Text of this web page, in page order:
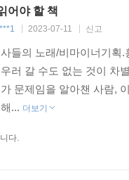
활동 영역을 전환했고,
들이 2박 3일 정도 바깥
것을 느꼈죠.”
인이 된 박경석의 곁에
종합복지관 전산과에
통의’ 삶을 살고자 했던
어야 할 책
2023-07-11 신고
들의 노래/비마이너기획
러 갈 수도 없는 것이 차
문제임을 알아챈 사람,
... 더보기
다.